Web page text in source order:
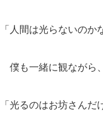
「人間は光らないのか
僕も一緒に観ながら
「光るのはお坊さんだ